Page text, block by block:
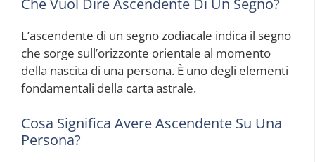
Che Vuol Dire Ascendente Di Un Segno?
L’ascendente di un segno zodiacale indica il segno
che sorge sull’orizzonte orientale al momento
della nascita di una persona. È uno degli elementi
fondamentali della carta astrale.
Cosa Significa Avere Ascendente Su Una
Persona?